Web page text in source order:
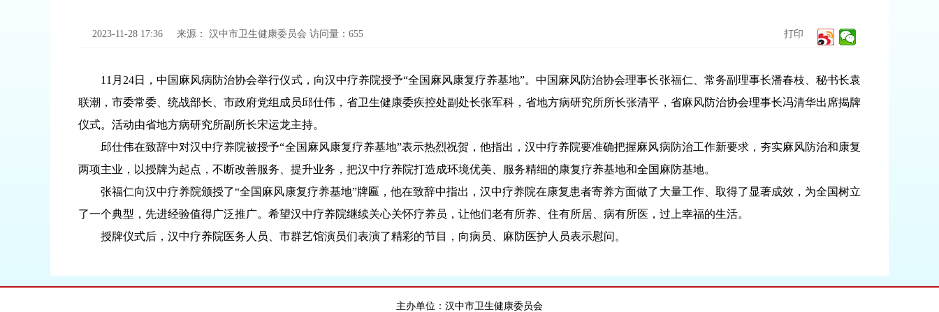
2023-11-28 17:36 来源： 汉中市卫生健康委员会 访问量： 655 打印
11月24日，中国麻风病防治协会举行仪式，向汉中疗养院授予“全国麻风康复疗养基地”。中国麻风防治协会理事长张福仁、常务副理事长潘春枝、秘书长袁
联潮，市委常委、统战部长、市政府党组成员邱仕伟，省卫生健康委疾控处副处长张军科，省地方病研究所所长张清平，省麻风防治协会理事长冯清华出席揭牌
仪式。活动由省地方病研究所副所长宋运龙主持。
邱仕伟在致辞中对汉中疗养院被授予“全国麻风康复疗养基地”表示热烈祝贺，他指出，汉中疗养院要准确把握麻风病防治工作新要求，夯实麻风防治和康复
两项主业，以授牌为起点，不断改善服务、提升业务，把汉中疗养院打造成环境优美、服务精细的康复疗养基地和全国麻防基地。
张福仁向汉中疗养院颁授了“全国麻风康复疗养基地”牌匾，他在致辞中指出，汉中疗养院在康复患者寄养方面做了大量工作、取得了显著成效，为全国树立
了一个典型，先进经验值得广泛推广。希望汉中疗养院继续关心关怀疗养员，让他们老有所养、住有所居、病有所医，过上幸福的生活。
授牌仪式后，汉中疗养院医务人员、市群艺馆演员们表演了精彩的节目，向病员、麻防医护人员表示慰问。
主办单位：汉中市卫生健康委员会